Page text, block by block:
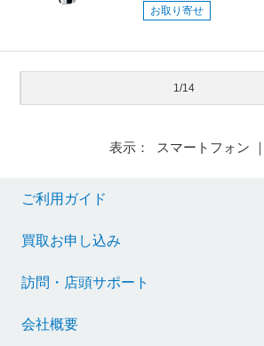
お取り寄せ
1/14
表示： スマートフォン ｜
ご利用ガイド
買取お申し込み
訪問・店頭サポート
会社概要